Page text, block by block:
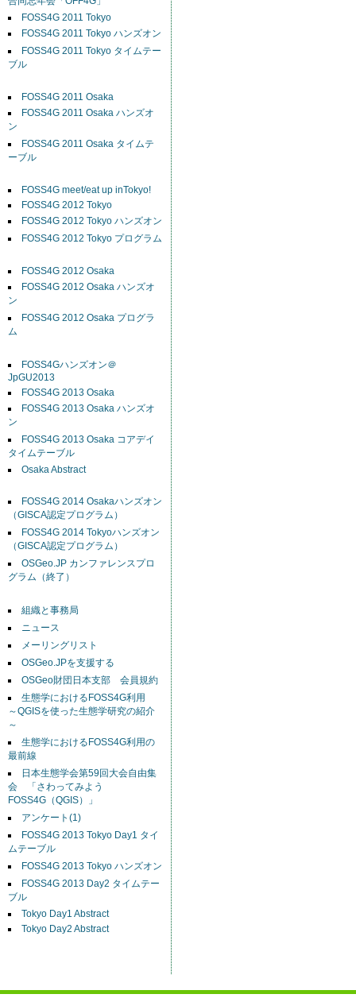
FOSS4G 2011 Tokyo
FOSS4G 2011 Tokyo ハンズオン
FOSS4G 2011 Tokyo タイムテー
ブル
FOSS4G 2011 Osaka
FOSS4G 2011 Osaka ハンズオ
ン
FOSS4G 2011 Osaka タイムテ
ーブル
FOSS4G meet/eat up inTokyo!
FOSS4G 2012 Tokyo
FOSS4G 2012 Tokyo ハンズオン
FOSS4G 2012 Tokyo プログラム
FOSS4G 2012 Osaka
FOSS4G 2012 Osaka ハンズオ
ン
FOSS4G 2012 Osaka プログラ
ム
FOSS4Gハンズオン＠
JpGU2013
FOSS4G 2013 Osaka
FOSS4G 2013 Osaka ハンズオ
ン
FOSS4G 2013 Osaka コアデイ
タイムテーブル
Osaka Abstract
FOSS4G 2014 Osakaハンズオン
（GISCA認定プログラム）
FOSS4G 2014 Tokyoハンズオン
（GISCA認定プログラム）
OSGeo.JP カンファレンスプロ
グラム（終了）
組織と事務局
ニュース
メーリングリスト
OSGeo.JPを支援する
OSGeo財団日本支部 会員規約
生態学におけるFOSS4G利用
～QGISを使った生態学研究の紹介
～
生態学におけるFOSS4G利用の
最前線
日本生態学会第59回大会自由集
会 「さわってみよう
FOSS4G（QGIS）」
アンケート(1)
FOSS4G 2013 Tokyo Day1 タイ
ムテーブル
FOSS4G 2013 Tokyo ハンズオン
FOSS4G 2013 Day2 タイムテー
ブル
Tokyo Day1 Abstract
Tokyo Day2 Abstract